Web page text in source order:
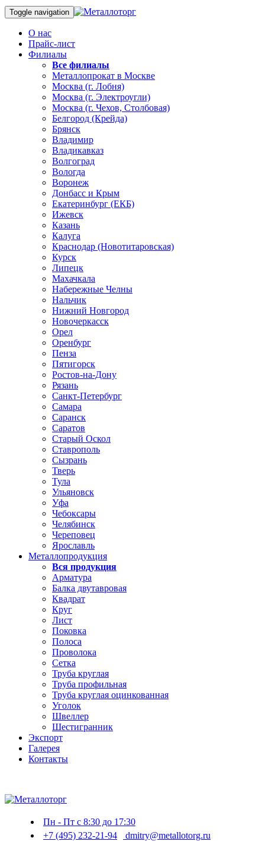
Toggle navigation
О нас
Прайс-лист
Филиалы
Все филиалы
Металлопрокат в Москве
Москва (г. Лобня)
Москва (г. Электроугли)
Москва (г. Чехов, Столбовая)
Белгород (Крейда)
Брянск
Владимир
Владикавказ
Волгоград
Вологда
Воронеж
Донбасс и Крым
Екатеринбург (ЕКБ)
Ижевск
Казань
Калуга
Краснодар (Новотитаровская)
Курск
Липецк
Махачкала
Набережные Челны
Нальчик
Нижний Новгород
Новочеркасск
Орел
Оренбург
Пенза
Пятигорск
Ростов-на-Дону
Рязань
Санкт-Петербург
Самара
Саранск
Саратов
Старый Оскол
Ставрополь
Сызрань
Тверь
Тула
Ульяновск
Уфа
Чебоксары
Челябинск
Череповец
Ярославль
Металлопродукция
Вся продукция
Арматура
Балка двутавровая
Квадрат
Круг
Лист
Поковка
Полоса
Проволока
Сетка
Труба круглая
Труба профильная
Труба круглая оцинкованная
Уголок
Швеллер
Шестигранник
Экспорт
Галерея
Контакты
Пн - Пт с 8:30 до 17:30
+7 (495) 232-21-94
dmitry@metallotorg.ru